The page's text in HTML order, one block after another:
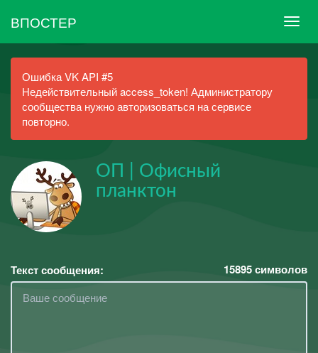
ВПОСТЕР
Ошибка VK API #5
Недействительный access_token! Администратору
сообщества нужно авторизоваться на сервисе
повторно.
ОП | Офисный
планктон
Текст сообщения: 15895символов